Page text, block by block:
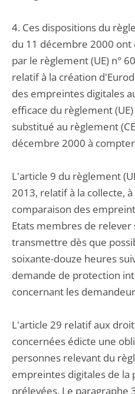
4. Ces dispositions du
du 11 décembre 2000
par le règlement (UE) n°
relatif à la création
des empreintes digitales
efficace du règlement
substitué au règlement
décembre 2000 à
L'article 9 du règlement
2013, relatif à la collecte,
comparaison des
Etats membres de relever
transmettre dès que
soixante-douze heures
demande de protection
concernant les
L'article 29 relatif aux
concernées édicte une
personnes relevant du
empreintes digitales de
prélevées. Le paragraphe